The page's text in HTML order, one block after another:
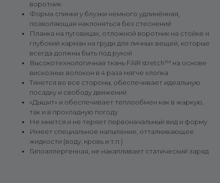
воротник
Форма спинки у блузки немного удлинённая,
позволяющая наклоняться без стеснений
Планка на пуговицах, отложной воротник на стойке и
глубокий карман на груди для личных вещей, которые
всегда должны быть под рукой
Высокотехнологичная ткань FAIR stretch™ на основе
вискозных волокон в 4 раза мягче хлопка
Тянется во все стороны, обеспечивает идеальную
посадку и свободу движений
«Дышит» и обеспечивает теплообмен как в жаркую,
так и в прохладную погоду
Не мнется и не теряет первоначальный вид и форму
Имеет специальное напыление, отталкивающее
жидкости (воду, кровь и т.п.)
Гипоаллергенная, не накапливает статический заряд